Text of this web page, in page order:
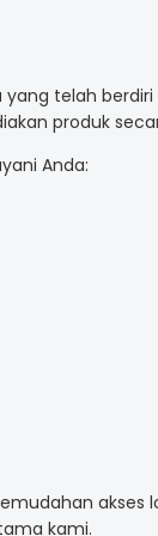
telah
produk
Anda:
kami.